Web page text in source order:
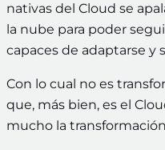
nativas del Cloud se
la nube para poder
capaces de adaptarse y
Con lo cual no es
que, más bien, es el
mucho la